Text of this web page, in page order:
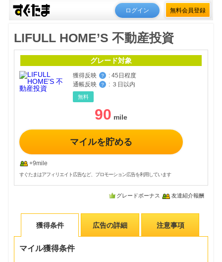
ログイン 無料会員登録
LIFULL HOME’S 不動産投資
グレード対象
獲得反映 ？ : 45日程度
通帳反映
？ : ３日以内
無料
90
マイルを貯める
+9mile
すぐたまはアフィリエイト広告など、プロモーション広告を利用しています
グレードボーナス 友達紹介報酬
獲得条件 広告の詳細 注意事項
マイル獲得条件